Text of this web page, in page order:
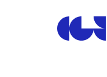
Centre